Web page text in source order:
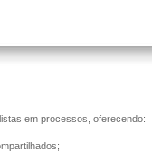
em processos, oferecendo: